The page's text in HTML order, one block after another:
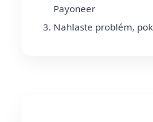
Payoneer
Nahlaste problém,